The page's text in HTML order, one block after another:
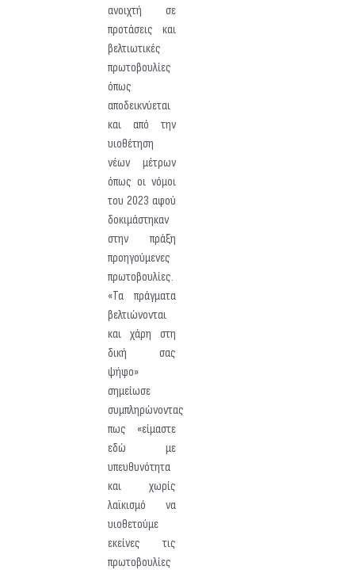
ανοιχτή σε
προτάσεις και
βελτιωτικές
πρωτοβουλίες
όπως
αποδεικνύεται
και από την
υιοθέτηση
νέων μέτρων
όπως οι νόμοι
του 2023 αφού
δοκιμάστηκαν
στην πράξη
προηγούμενες
πρωτοβουλίες.
«Τα πράγματα
βελτιώνονται
και χάρη στη
δική σας
ψήφο»
σημείωσε
συμπληρώνοντας
πως «είμαστε
εδώ με
υπευθυνότητα
και χωρίς
λαϊκισμό να
υιοθετούμε
εκείνες τις
πρωτοβουλίες